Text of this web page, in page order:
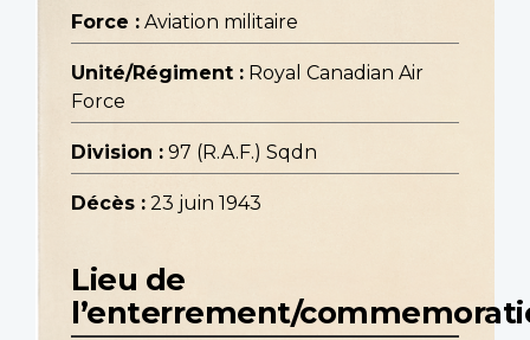
Force : Aviation militaire
Unité/Régiment : Royal Canadian Air
Force
Division : 97 (R.A.F.) Sqdn
Décès : 23 juin 1943
Lieu de
l’enterrement/